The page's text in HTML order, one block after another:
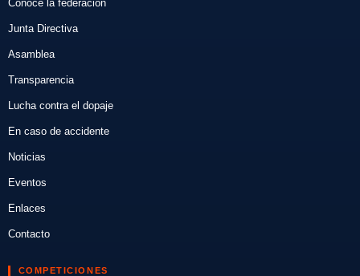
Conoce la federación
Junta Directiva
Asamblea
Transparencia
Lucha contra el dopaje
En caso de accidente
Noticias
Eventos
Enlaces
Contacto
COMPETICIONES